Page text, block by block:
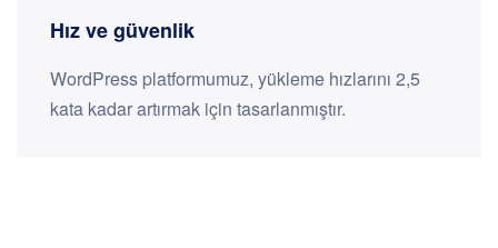
Hız ve güvenlik
WordPress platformumuz, yükleme hızlarını 2,5
kata kadar artırmak için tasarlanmıştır.